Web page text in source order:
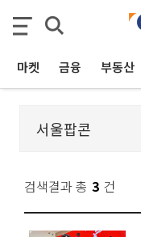
마켓 금융 부동산
검색결과 총 3 건